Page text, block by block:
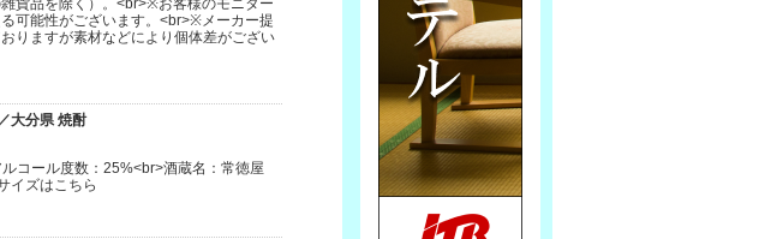
貨品を除く）。<br>※お客様のモニター
可能性がございます。<br>※メーカー提
りますが素材などにより個体差がござい
大分県 焼酎
コール度数：25%<br>酒蔵名：常徳屋
イズはこちら